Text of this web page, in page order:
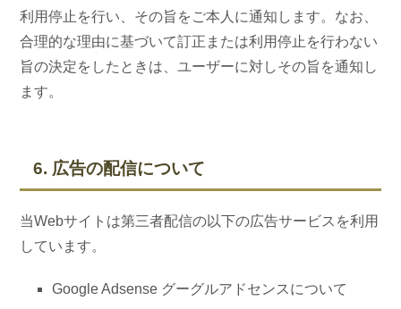
利用停止を行い、その旨をご本人に通知します。なお、
合理的な理由に基づいて訂正または利用停止を行わない
旨の決定をしたときは、ユーザーに対しその旨を通知し
ます。
6. 広告の配信について
当Webサイトは第三者配信の以下の広告サービスを利用
しています。
Google Adsense グーグルアドセンスについて